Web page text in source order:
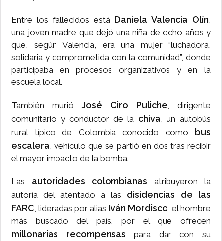
Entre los fallecidos está Daniela Valencia Olín,
una joven madre que dejó una niña de ocho años y
que, según Valencia, era una mujer “luchadora,
solidaria y comprometida con la comunidad”, donde
participaba en procesos organizativos y en la
escuela local.
También murióJosé Ciro Puliche, dirigente
comunitario y conductor de la chiva, un autobús
rural típico de Colombia conocido como
bus
escalera, vehículo que se partió en dos tras recibir
el mayor impacto de la bomba.
Las autoridades colombianas atribuyeron la
autoría del atentado a las disidencias de las
FARC, lideradas por alias Iván Mordisco, el hombre
más buscado del país, por el que ofrecen
millonarias recompensas para dar con su